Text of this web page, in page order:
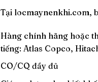
Tại locmaynenkhi.com,
Hàng chính hãng hoặc
tiếng: Atlas Copco,
CO/CQ đầy đủ